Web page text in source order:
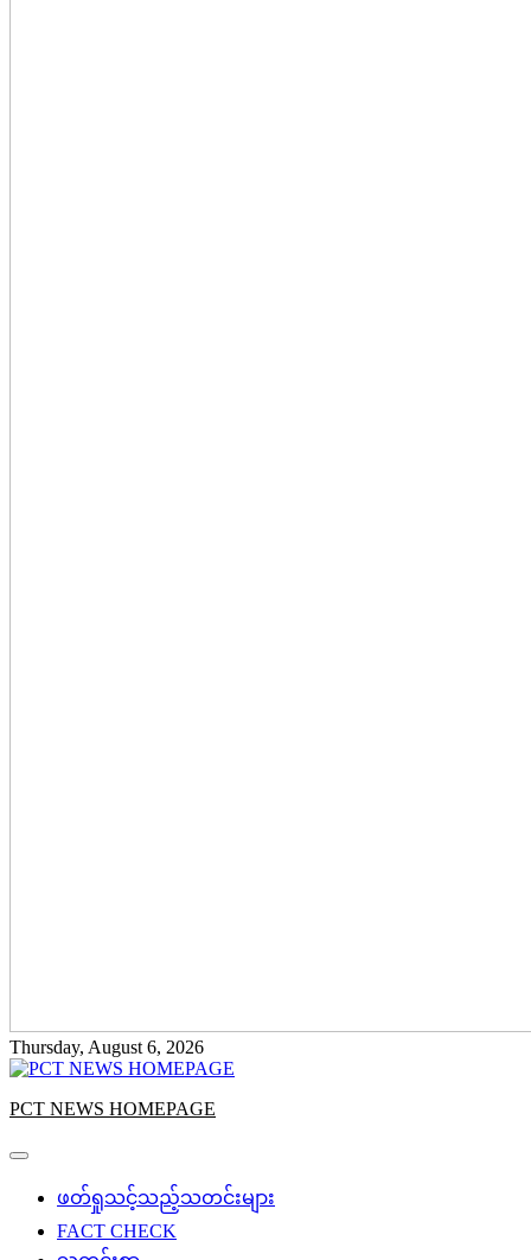
Thursday, August 6, 2026
PCT NEWS HOMEPAGE
ဖတ်ရှုသင့်သည့်သတင်းများ
FACT CHECK